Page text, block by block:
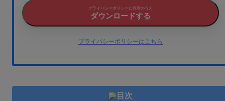
プライバシーポリシーに同意のうえ
ダウンロードする
プライバシーポリシーはこちら
目次